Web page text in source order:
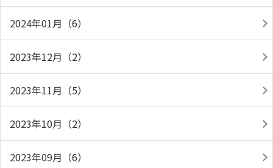
2024年01月（6）
2023年12月（2）
2023年11月（5）
2023年10月（2）
2023年09月（6）